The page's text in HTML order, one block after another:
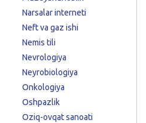
Narsalar interneti
Neft va gaz ishi
Nemis tili
Nevrologiya
Neyrobiologiya
Onkologiya
Oshpazlik
Oziq-ovqat sanoati